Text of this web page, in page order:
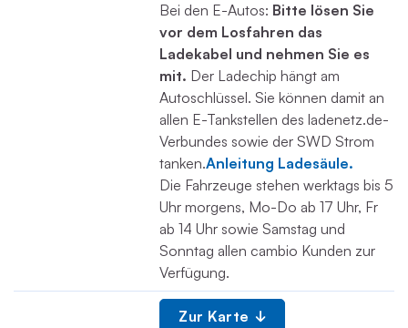
Bei den E-Autos: Bitte lösen Sie
vor dem Losfahren das
Ladekabel und nehmen Sie es
mit. Der Ladechip hängt am
Autoschlüssel. Sie können damit an
allen E-Tankstellen des ladenetz.de-
Verbundes sowie der SWD Strom
tanken.Anleitung Ladesäule.
Die Fahrzeuge stehen werktags bis 5
Uhr morgens, Mo-Do ab 17 Uhr, Fr
ab 14 Uhr sowie Samstag und
Sonntag allen cambio Kunden zur
Verfügung.
Zur Karte